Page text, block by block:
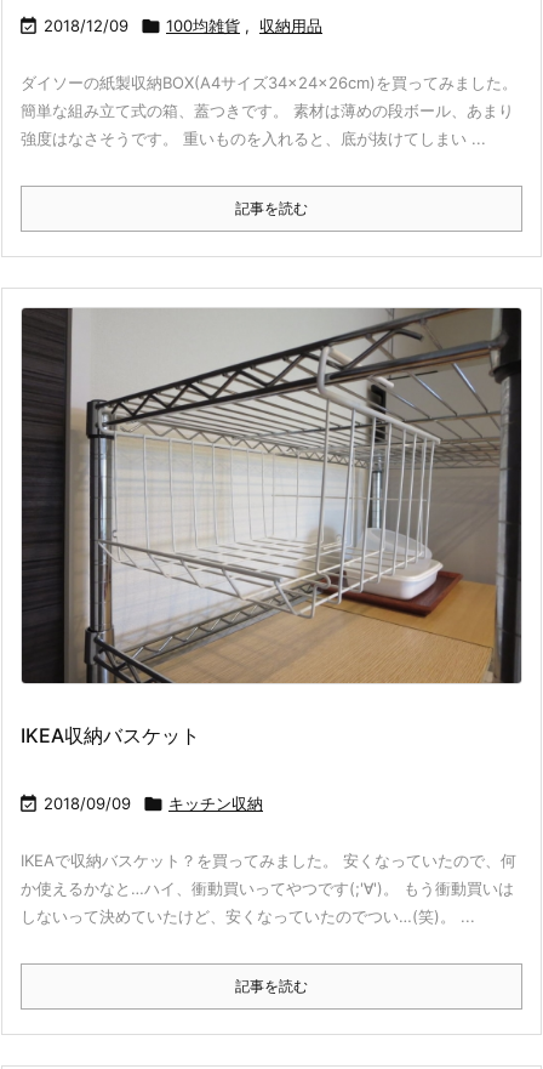
 2018/12/09  100均雑貨 , 収納用品
ダイソーの紙製収納BOX(A4サイズ34×24×26cm)を買ってみました。
簡単な組み立て式の箱、蓋つきです。 素材は薄めの段ボール、あまり
強度はなさそうです。 重いものを入れると、底が抜けてしまい ...
記事を読む
IKEA収納バスケット
 2018/09/09  キッチン収納
IKEAで収納バスケット？を買ってみました。 安くなっていたので、何
か使えるかなと…ハイ、衝動買いってやつです(;'∀')。 もう衝動買いは
しないって決めていたけど、安くなっていたのでつい…(笑)。 ...
記事を読む